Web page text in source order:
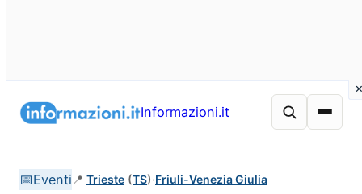
Informazioni.it
📅Eventi 📍 Trieste (TS)·Friuli-Venezia Giulia